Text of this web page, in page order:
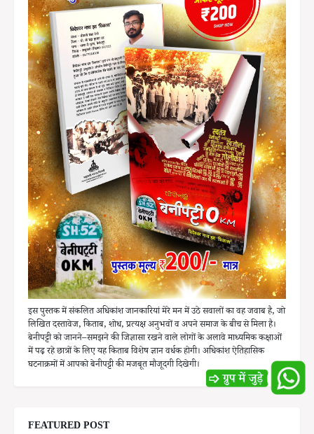
इस पुस्तक में संकलित अधिकांश जानकारियां मेरे मन में उठे सवालों का वह जवाब है, जो
लिखित दस्तावेज, किताब, शोध, प्रत्यक्ष अनुभवों व अपने समाज के बीच से मिला है।
बेनीपट्टी को जानने–समझने की जिज्ञासा रखने वाले लोगों के अलावे माध्यमिक कक्षाओं
में पढ़ रहे छात्रों के लिए यह किताब विशेष ज्ञान वर्धक होगी। अधिकांश ऐतिहासिक
घटनाक्रमों में आपको बेनीपट्टी की मजबूत मौजूदगी दिखेगी।
FEATURED POST